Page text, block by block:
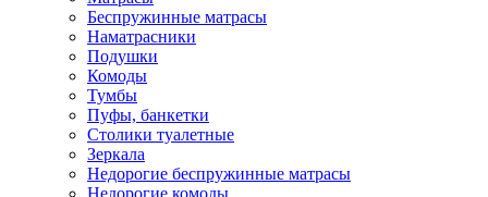
Беспружинные матрасы
Наматрасники
Подушки
Комоды
Тумбы
Пуфы, банкетки
Столики туалетные
Зеркала
Недорогие беспружинные матрасы
Недорогие комоды